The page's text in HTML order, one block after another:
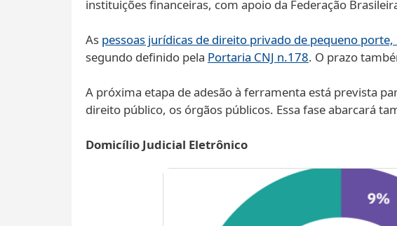
instituições financeiras, com apoio da Federação
As pessoas jurídicas de direito privado de pequeno
segundo definido pela Portaria CNJ n.178. O prazo
A próxima etapa de adesão à ferramenta está prevista
direito público, os órgãos públicos. Essa fase abarcará
Domicílio Judicial Eletrônico